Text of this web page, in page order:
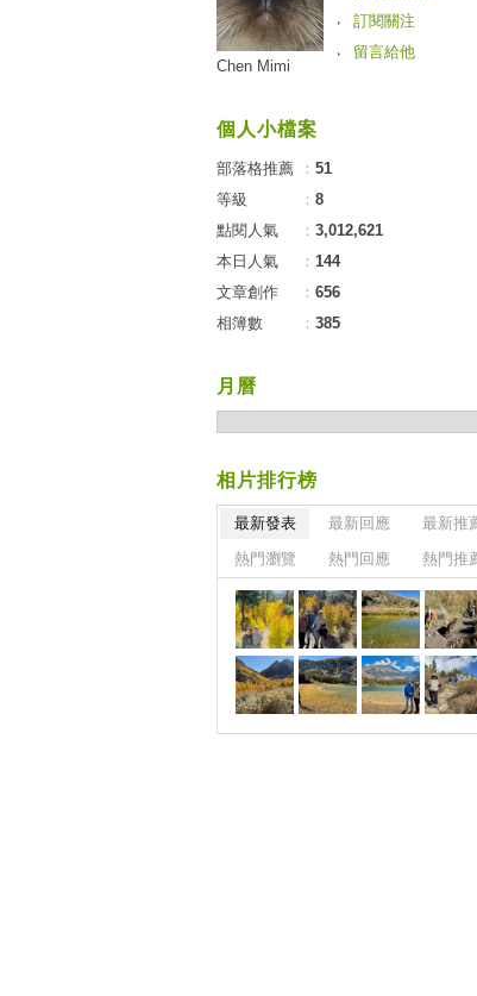
訂閱關注
留言給他
Chen Mimi
個人小檔案
部落格推薦 ： 51
等級
： 8
點閱人氣
： 3,012,621
本日人氣
： 144
文章創作
： 656
相簿數
： 385
月曆
相片排行榜
最新發表 最新回應
最新推
熱門瀏覽
熱門回應 熱門推